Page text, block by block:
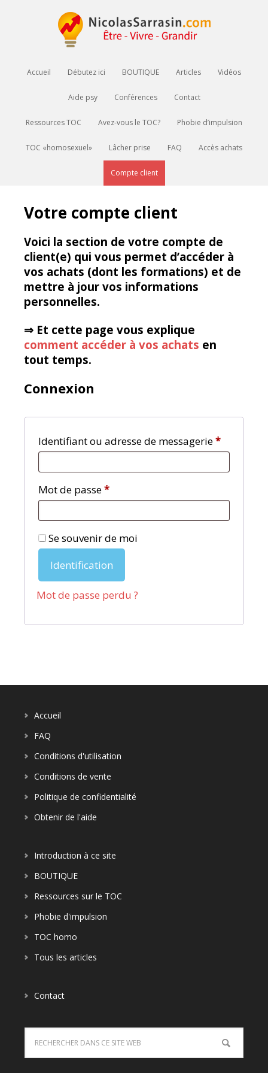
Accueil Débutez ici BOUTIQUE Articles Vidéos
Aide psy Conférences Contact
Ressources TOC Avez-vous le TOC? Phobie d’impulsion
TOC «homosexuel» Lâcher prise FAQ Accès achats
Compte client
Votre compte client
Voici la section de votre compte de
client(e) qui vous permet d’accéder à
vos achats (dont les formations) et de
mettre à jour vos informations
personnelles.
⇒ Et cette page vous explique
comment accéder à vos achats en
tout temps.
Connexion
Identifiant ou adresse de messagerie*
Mot de passe*Obligatoire
Se souvenir de moi
Identification
Mot de passe perdu ?
Accueil
FAQ
Conditions d'utilisation
Conditions de vente
Politique de confidentialité
Obtenir de l'aide
Introduction à ce site
BOUTIQUE
Ressources sur le TOC
Phobie d'impulsion
TOC homo
Tous les articles
Contact